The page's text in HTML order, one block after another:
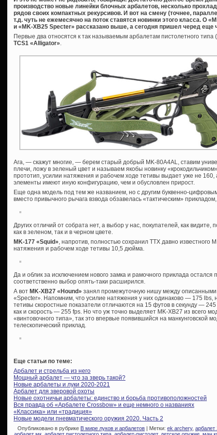
производство новые линейки блочных арбалетов, несколько
рядов своих компактных рекурсивов. И вот на смену (точнее,
т.д. чуть не ежемесячно на поток ставятся новинки этого класса. О
и «MK-XB25 Specter» рассказано выше, а сегодня пришел черед еще
Первые два относятся к так называемым арбалетам пистолетного типа
TCS1 «Alligator».
Ага, — скажут многие, — берем старый добрый MK-80A4AL, ставим
плечи, ложу в зеленый цвет и называем якобы новинку
прототип, усилии натяжения и рабочем ходе тетивы выдает уже не 160,
элементы имеют иную конфигурацию, чем и обусловлен прирост.
Еще одна модель под тем же названием, но с другим буквенно-
вместо привычного рычага взвода обзавелась «тактическим»
Других отличий от собрата нет, а выбор у нас, покупателей, как
как в зеленом, так и в черном цвете.
MK-177 «Squid», напротив, полностью сохранил ТТХ давно
натяжения и рабочем ходе тетивы 10,5 дюйма.
Да и облик за исключением нового замка и рамочного приклада
соответственно выбор опять-таки расширился.
А вот MK-XB27 «Hound» занял промежуточную нишу между
«Specter». Напомним, что усилие натяжения у них одинаково — 175 lbs,
тетивы скоростные показатели отличаются на 15 футов в секунду —
как и скорость — 255 fps. Но что уж точно выделяет MK-XB27 из всего
«винтовочного типа», так это впервые появившийся на манкунговской
телескопический приклад.
Еще статьи по теме:
Арбалет и стрельба из него
Мощный арбалет — что за зверь такой?
Новые арбалеты и луки 2020-2021
Арбалет для зверовой охоты
Новые охотничьи арбалеты: единство и борьба противоположностей
Вся правда об «Арбалете Crossbow» и еще немного о названиях
«Классика» или «традиция»
Новые модели пневматического оружия 2020. Часть 2
Опубликовано в рубрике В мире луков и арбалетов | Метки: ek archery, арбалет